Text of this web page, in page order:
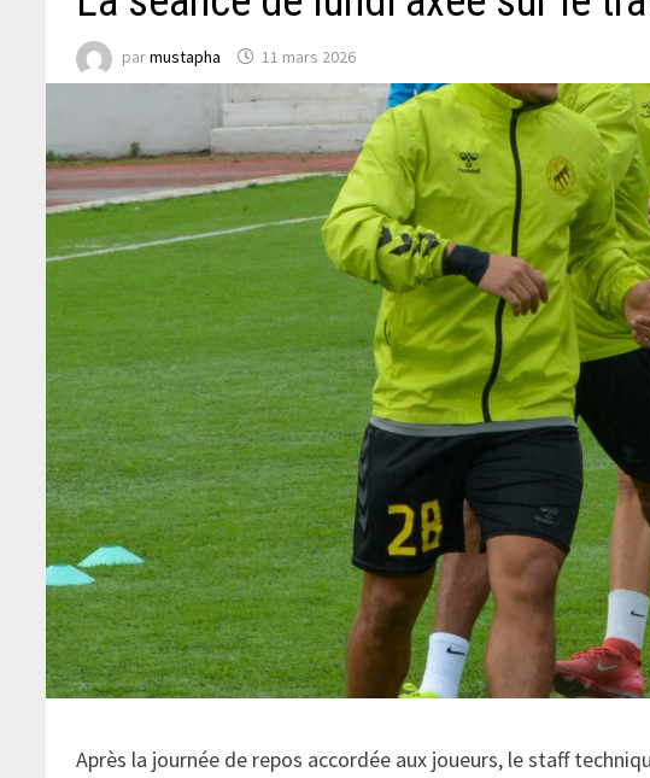
parmustapha 11 mars 2026
Après la journée de repos accordée aux joueurs, le staff